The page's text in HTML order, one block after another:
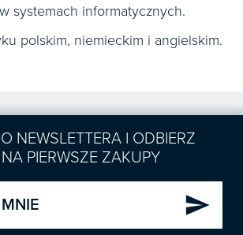
systemach informatycznych.
polskim, niemieckim i angielskim.
NEWSLETTERA I ODBIERZ
PIERWSZE ZAKUPY
send